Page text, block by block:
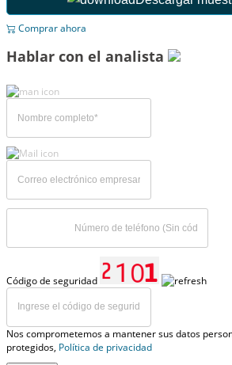
Comprar ahora
Hablar con el analista
Código de seguridad
Nos comprometemos a mantener sus datos
protegidos, Política de privacidad